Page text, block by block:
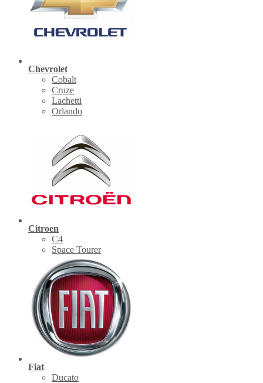
Chevrolet
Cobalt
Cruze
Lachetti
Orlando
Citroen
C4
Space Tourer
Fiat
Ducato